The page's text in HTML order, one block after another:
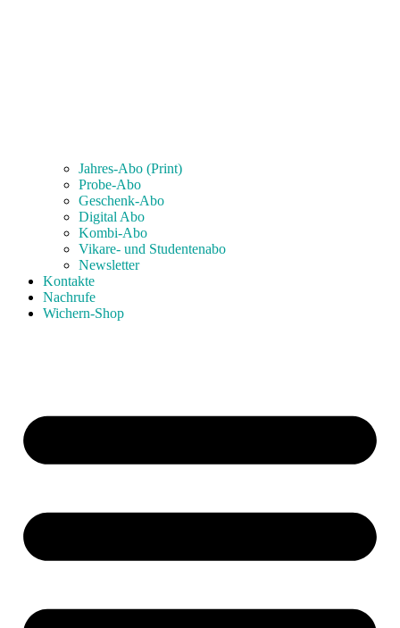
Jahres-Abo (Print)
Probe-Abo
Geschenk-Abo
Digital Abo
Kombi-Abo
Vikare- und Studentenabo
Newsletter
Kontakte
Nachrufe
Wichern-Shop